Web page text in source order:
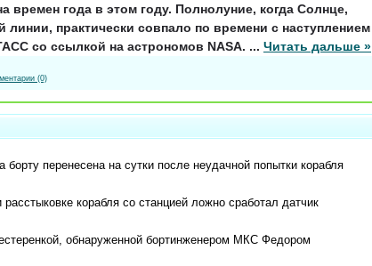
времен года в этом году. Полнолуние, когда Солнце,
практически совпало по времени с наступлением
со ссылкой на астрономов NASA. ... Читать дальше »
(0)
перенесена на сутки после неудачной попытки корабля
корабля со станцией ложно сработал датчик
обнаруженной бортинженером МКС Федором